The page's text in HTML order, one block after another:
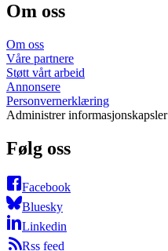
Om oss
Om oss
Våre partnere
Støtt vårt arbeid
Annonsere
Personvernerklæring
Administrer informasjonskapsler
Følg oss
Facebook
Bluesky
Linkedin
Rss feed